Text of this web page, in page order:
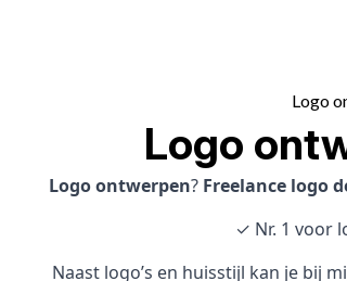
Logo
Logo
Logo ontwerpen? Freelance logo
✓ Nr. 1 voor
Naast logo’s en huisstijl kan je bij